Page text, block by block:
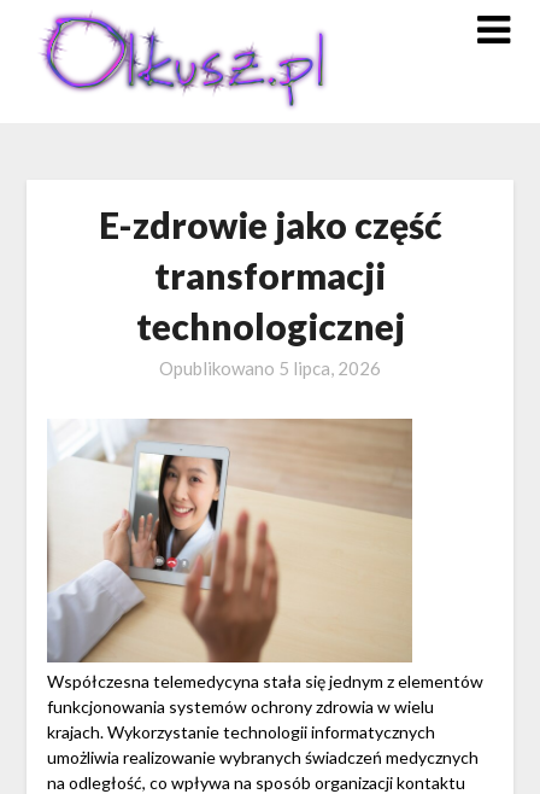
content
E-zdrowie jako część
transformacji
technologicznej
Opublikowano 5 lipca, 2026
Współczesna telemedycyna stała się jednym z elementów
funkcjonowania systemów ochrony zdrowia w wielu
krajach. Wykorzystanie technologii informatycznych
umożliwia realizowanie wybranych świadczeń medycznych
na odległość, co wpływa na sposób organizacji kontaktu